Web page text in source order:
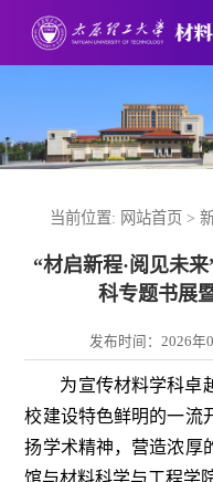
当前位置: 网站首页 >
“材启新程·阅见未
科专题书展
发布时间：2026年
为宣传材料学科卓
校建设特色鲜明的一流
扬学术精神，营造浓厚